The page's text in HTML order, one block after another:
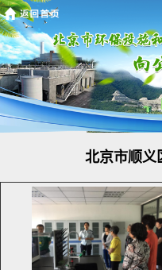
北京市顺义